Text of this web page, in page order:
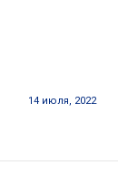
14 июля, 2022